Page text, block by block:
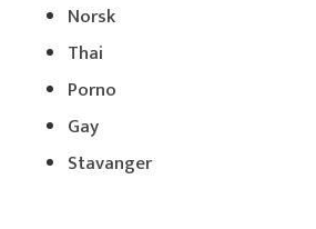
Norsk
Thai
Porno
Gay
Stavanger